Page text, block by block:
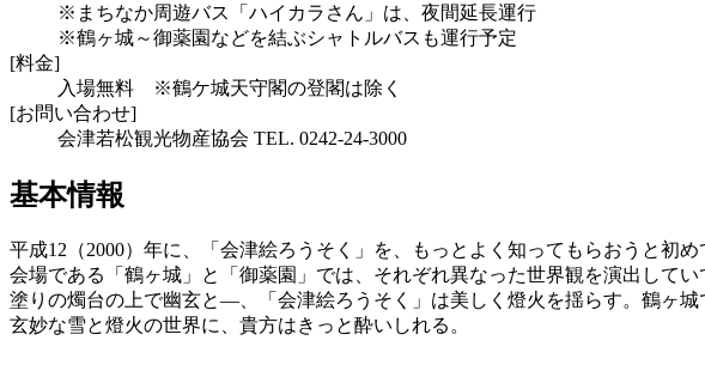
※まちなか周遊バス「ハイカラさん」は、夜間延長運行
※鶴ヶ城～御薬園などを結ぶシャトルバスも運行予定
[料金]
入場無料 ※鶴ケ城天守閣の登閣は除く
[お問い合わせ]
会津若松観光物産協会 TEL. 0242-24-3000
基本情報
平成12（2000）年に、「会津絵ろうそく」を、もっとよく知ってもらおうと初
会場である「鶴ヶ城」と「御薬園」では、それぞれ異なった世界観を演出して
塗りの燭台の上で幽玄と―、「会津絵ろうそく」は美しく燈火を揺らす。鶴ヶ
玄妙な雪と燈火の世界に、貴方はきっと酔いしれる。